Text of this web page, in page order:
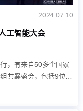
2024.07.10
工智能大会
，有来自50多个国家
共襄盛会，包括9位图
外顶级院士。大会展